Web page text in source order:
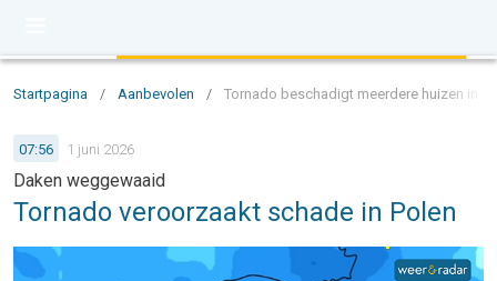
Startpagina / Aanbevolen / Tornado beschadigt meerdere huizen in
07:56 1 juni 2026
Daken weggewaaid
Tornado veroorzaakt schade in Polen